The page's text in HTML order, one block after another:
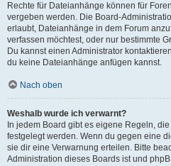
Rechte für Dateianhänge können für
vergeben werden. Die Board-
erlaubt, Dateianhänge in dem Forum
verfassen möchtest, oder nur bestimmte
Du kannst einen Administrator
du keine Dateianhänge anfügen kannst.
Nach oben
Weshalb wurde ich verwarnt?
In jedem Board gibt es eigene Regeln,
festgelegt werden. Wenn du gegen eine
sie dir eine Verwarnung erteilen. Bitte
Administration dieses Boards ist und